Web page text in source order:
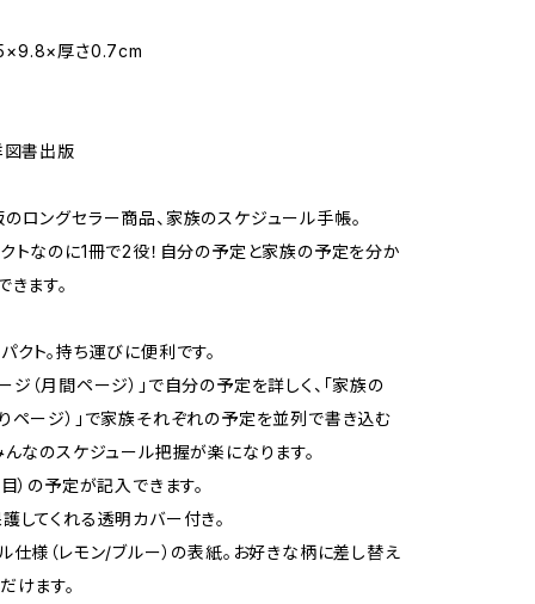
厚さ0.7cm
図書出版
ロングセラー商品、家族のスケジュール手帳。
トなのに1冊で2役！自分の予定と家族の予定を分か
きます。
ト。持ち運びに便利です。
（月間ページ）」で自分の予定を詳しく、「家族の
ページ）」で家族それぞれの予定を並列で書き込む
んなのスケジュール把握が楽になります。
）の予定が記入できます。
してくれる透明カバー付き。
仕様（レモン/ブルー）の表紙。お好きな柄に差し替え
けます。